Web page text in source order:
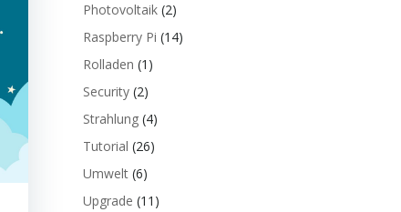
Photovoltaik (2)
Raspberry Pi (14)
Rolladen (1)
Security (2)
Strahlung (4)
Tutorial (26)
Umwelt (6)
Upgrade (11)